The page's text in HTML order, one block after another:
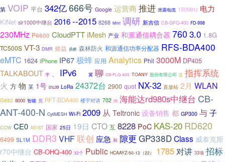
第 VOIP 平台 342亿666号 Google 运营商推进 泄露电缆 150MHz 电力
KiNet slr1000中继台 2016--2015 8268 Mini 调研 新吉信 CB-GFQ-400 FD-998
230MHz P6600 CloudPTT iMesh 产业 和源通信耦合器 760 3.0 1.8G
TC500S VT-3 DMR 效益 鼎桥 森林防火 和源通信功率分配器 RFS-BDA400
eMTC 1624 iPhone IP67极蜂 应用 Analytics Phil 3000M DP405
TALKABOUT 半 IPv6 冀 聊 CB-FLQ-400 TOANY 股份有限公司 泛 指挥系统
火 方 物 某 1号 01L09 LoRa 24372台 2900 quot NX-32 直放站 2月 WLAN
G882 8000 智能 宽 RFT-BDA400 楼宇对讲 702 问 海能达rd980s中继台 CB-
ANT-400-N CytiMESH Wi-Fi 2009 从 Teltronic 设备销售 都 GP300 与子
CCW CE0 A518T 国家 25日 19日 CTO 互 8228 PoC KAS-20 RD620
6499 SL1M DDR3 VHF联创 应急 和 隙更 GP338DClass 威泰克斯
r70中继台 CB-OHQ-400 32个 Public HCAAYZ-50-12（22） 1785对讲 33项 招标